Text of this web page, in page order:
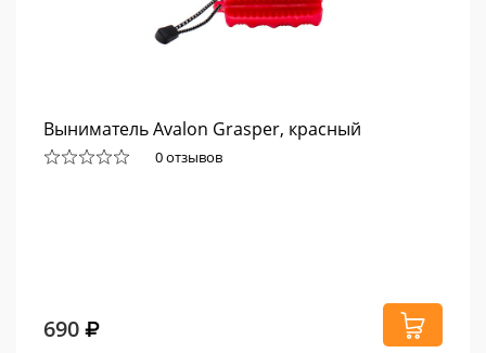
Выниматель Avalon Grasper, красный
0 отзывов
690